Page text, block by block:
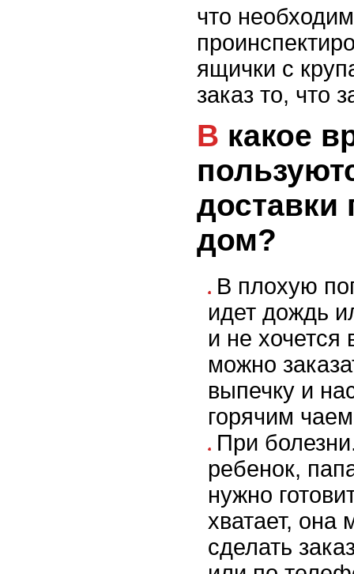
что
ящички с
заказ то, что
В какое время люди
доставки
дом?
В плохую
идет дождь
и не хочется
можно
выпечку и
горячим
При
ребенок,
нужно
хватает, она
сделать